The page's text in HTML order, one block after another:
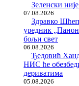
Зеленски
07.08.2026
Здравко
уредник
бољи свет
06.08.2026
Ђедовић
НИС ће
дериватима
05.08.2026